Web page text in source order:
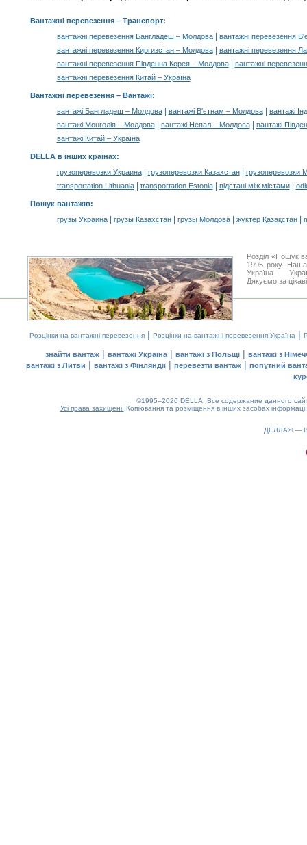
Вантажні перевезення– Транспорт:
вантажні перевезення Бангладеш – Молдова|
вантажні перевезення
вантажні перевезення Киргизстан – Молдова|
вантажні перевезення
вантажні перевезення Південна Корея – Молдова|
вантажні
вантажні перевезення Китай – Україна
Вантажні перевезення – Вантажі:
вантажі Бангладеш – Молдова| вантажі В'єтнам – Молдова|
вантажі
вантажі Монголія – Молдова| вантажі Непал – Молдова|
вантажі
вантажі Китай – Україна
DELLA в інших країнах:
грузоперевозки Украина| грузоперевозки Казахстан|
грузоперевозки
transportation Lithuania| transportation Estonia| відстані між містами|
Пошук вантажів:
грузы Украина| грузы Казахстан| грузы Молдова| жүктер Қазақстан|
Розділ «Пошук
1995 року. Наша
Україна —
Дякуємо за
Розцінки на вантажні перевезення| Розцінки на вантажні перевезення Україна |
знайти вантаж| вантажі Україна| вантажі з Польщі| вантажі з
вантажі з Литви | вантажі з Фінляндії| перевезти вантаж | попутний
©1995–2026 DELLA. Все содержание данного
Усі права захищені. Копіювання та розміщення в інших засобах
ДЕЛЛА® —